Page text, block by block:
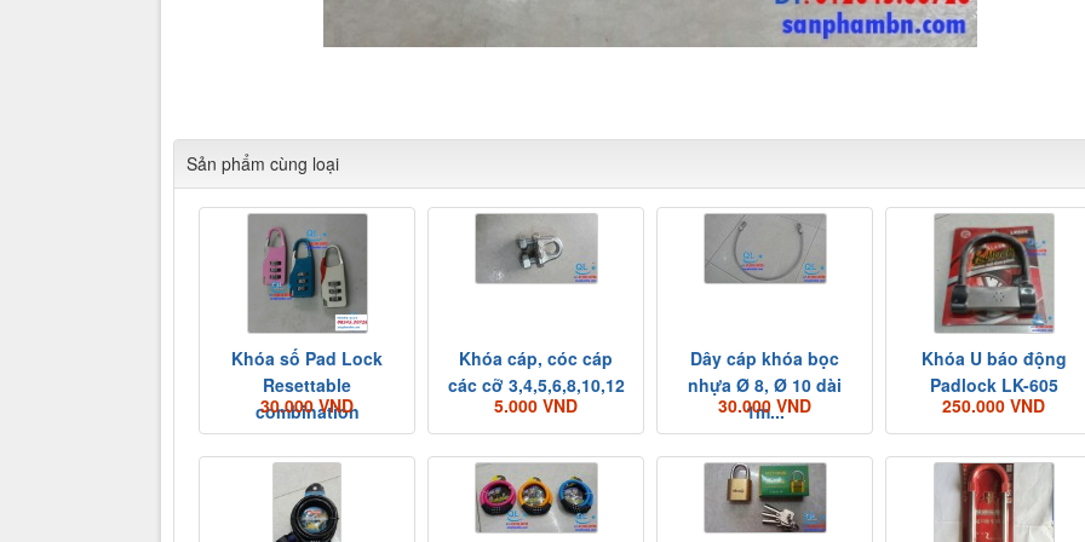
Sản phẩm cùng loại
Khóa số Pad Lock
Resettable
combination
30.000 VND
Khóa cáp, cóc cáp
các cỡ 3,4,5,6,8,10,12
5.000 VND
Dây cáp khóa bọc
nhựa Ø 8, Ø 10 dài
1m...
30.000 VND
Khóa U báo động
Padlock LK-605
250.000 VND